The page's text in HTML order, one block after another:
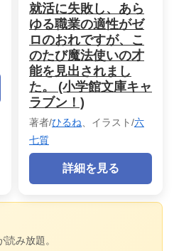
就活に失敗し、あら
ゆる職業の適性がゼ
ロのおれですが、こ
のたび魔法使いの才
能を見出されまし
た。 (小学館文庫キャ
ラブン！)
著者/ひるね 、イラスト/六
七質
詳細を見る
み放題。